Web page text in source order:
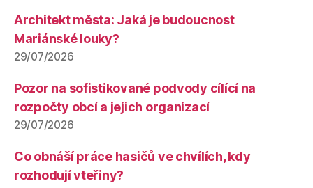
Architekt města: Jaká je budoucnost
Mariánské louky?
29/07/2026
Pozor na sofistikované podvody cílící na
rozpočty obcí a jejich organizací
29/07/2026
Co obnáší práce hasičů ve chvílích, kdy
rozhodují vteřiny?